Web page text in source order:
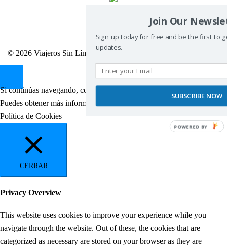
© 2026 Viajeros Sin Límite -. Funciona gracias a
Si continúas navegando, consideramos que aceptas el uso de cookies.
Puedes obtener más información
Política de Cookies
CERRAR
Privacy Overview
This website uses cookies to improve your experience while you
navigate through the website. Out of these, the cookies that are
categorized as necessary are stored on your browser as they are
Join Our
Sign up today for free and be the first to
updates.
SUBSCRIBE NOW
POWERED BY